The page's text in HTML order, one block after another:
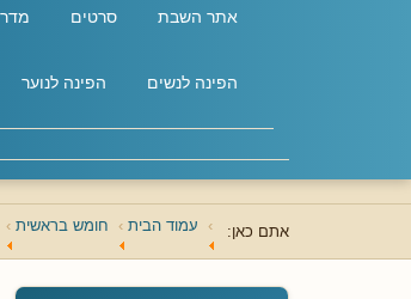
אתר השבת סרטים
הפינה לנשים הפינה לנוער
אתם כאן: עמוד הבית חומש בראשית